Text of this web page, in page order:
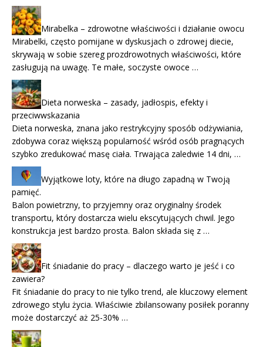
Mirabelka – zdrowotne właściwości i działanie owocu
Mirabelki, często pomijane w dyskusjach o zdrowej diecie,
skrywają w sobie szereg prozdrowotnych właściwości, które
zasługują na uwagę. Te małe, soczyste owoce …
Dieta norweska – zasady, jadłospis, efekty i
przeciwwskazania
Dieta norweska, znana jako restrykcyjny sposób odżywiania,
zdobywa coraz większą popularność wśród osób pragnących
szybko zredukować masę ciała. Trwająca zaledwie 14 dni, …
Wyjątkowe loty, które na długo zapadną w Twoją
pamięć.
Balon powietrzny, to przyjemny oraz oryginalny środek
transportu, który dostarcza wielu ekscytujących chwil. Jego
konstrukcja jest bardzo prosta. Balon składa się z …
Fit śniadanie do pracy – dlaczego warto je jeść i co
zawiera?
Fit śniadanie do pracy to nie tylko trend, ale kluczowy element
zdrowego stylu życia. Właściwie zbilansowany posiłek poranny
może dostarczyć aż 25-30% …